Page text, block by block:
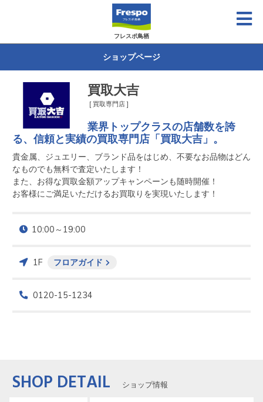
フレスポ鳥栖
ショップページ
買取大吉
[ 買取専門店 ]
業界トップクラスの店舗数を誇
る、信頼と実績の買取専門店「買取大吉」。
貴金属、ジュエリー、ブランド品をはじめ、不要なお品物はどん
なものでも無料で査定いたします！
また、お得な買取金額アップキャンペーンも随時開催！
お客様にご満足いただけるお買取りを実現いたします！
10:00～19:00
1F フロアガイド
0120-15-1234
SHOP DETAIL ショップ情報